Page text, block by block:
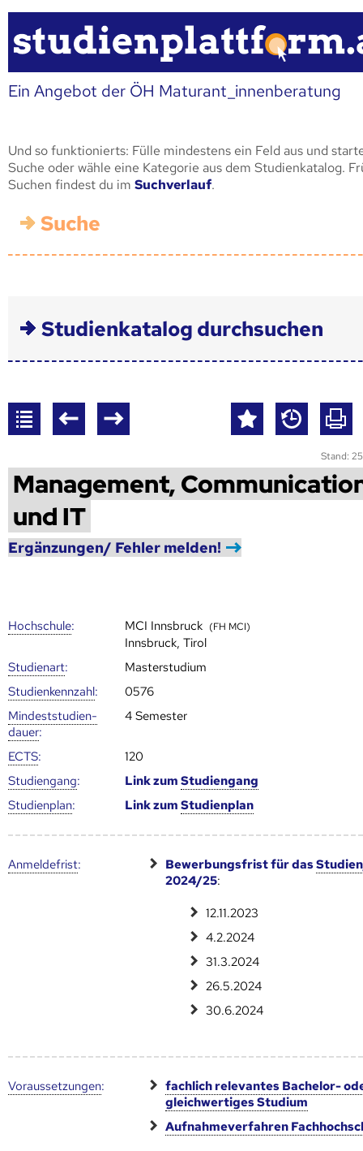
Ein Angebot der ÖH Maturant_innenberatung
Und so funktionierts: Fülle mindestens ein Feld aus und
Suche oder wähle eine Kategorie aus dem Studienkatalog.
Suchen findest du im Suchverlauf.
Suche
Studienkatalog durchsuchen
Stand:
Management,
und IT
Ergänzungen/ Fehler melden!
Hoch­schule: MCI Innsbruck (FH MCI)
Innsbruck, Tirol
Studienart:
Masterstudium
Studien­kenn­zahl:
0576
Mindest­studien­
dauer:
4 Semester
ECTS:
120
Studien­gang: Link zumStudien­gang
Studien­plan: Link zumStudien­plan
Anmelde­frist: Bewerbungsfrist für das
2024/25:
12.11.2023
4.2.2024
31.3.2024
26.5.2024
30.6.2024
Voraus­setzungen:
fachlich relevantes Bachelor-
gleichwertiges Studium
Aufnahmeverfahren